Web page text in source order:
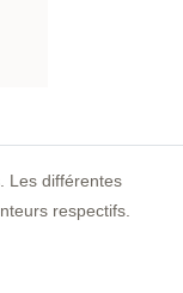
Les différentes
respectifs.